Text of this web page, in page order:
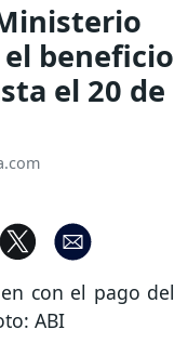
beneficio
el 20 de